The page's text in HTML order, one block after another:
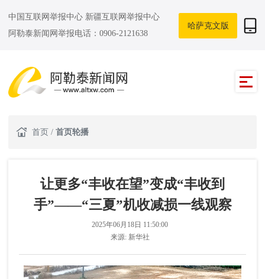
中国互联网举报中心 新疆互联网举报中心
阿勒泰新闻网举报电话：0906-2121638
哈萨克文版
首页 / 首页轮播
让更多“丰收在望”变成“丰收到
手”——“三夏”机收减损一线观察
2025年06月18日 11:50:00
来源: 新华社